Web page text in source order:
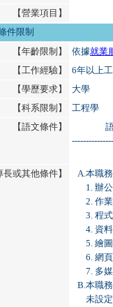
【營業項目】
件限制
【年齡限制】
依據就業
【工作經驗】
6年以上
【學歷要求】
大學
【科系限制】
工程學
【語文條件】
長或其他條件】
A.本職
1. 辦
2. 作
3. 程
4. 資
5. 繪
6. 網
7. 多
B.本職
未設定